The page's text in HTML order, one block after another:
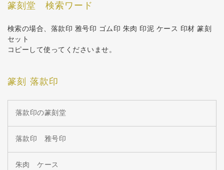
篆刻堂 検索ワード
検索の場合、落款印 雅号印 ゴム印 朱肉 印泥 ケース 印材 篆刻
セット
コピーして使ってくださいませ。
篆刻 落款印
落款印の篆刻堂
落款印 雅号印
朱肉 ケース